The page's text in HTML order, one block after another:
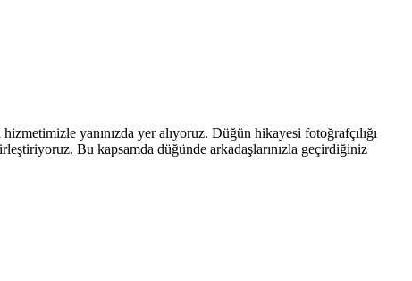
yanınızda yer alıyoruz. Düğün hikayesi fotoğrafçılığı
Bu kapsamda düğünde arkadaşlarınızla geçirdiğiniz